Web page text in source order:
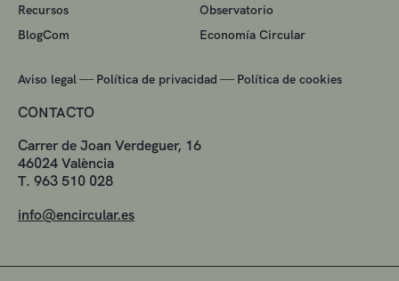
Recursos
Observatorio
BlogCom
Economía Circular
Aviso legal — Política de privacidad — Política de cookies
CONTACTO
Carrer de Joan Verdeguer, 16
46024 València
T. 963 510 028
info@encircular.es